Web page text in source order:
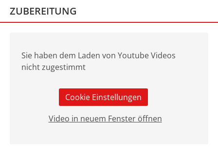
ZUBEREITUNG
Sie haben dem Laden von Youtube Videos
nicht zugestimmt
Cookie Einstellungen
Video in neuem Fenster öffnen